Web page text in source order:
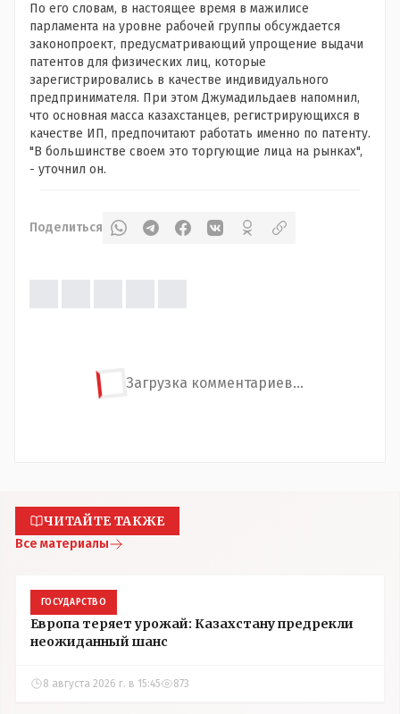
По его словам, в настоящее время в мажилисе
парламента на уровне рабочей группы обсуждается
законопроект, предусматривающий упрощение выдачи
патентов для физических лиц, которые
зарегистрировались в качестве индивидуального
предпринимателя. При этом Джумадильдаев напомнил,
что основная масса казахстанцев, регистрирующихся в
качестве ИП, предпочитают работать именно по патенту.
"В большинстве своем это торгующие лица на рынках",
- уточнил он.
Поделиться
Загрузка комментариев...
ЧИТАЙТЕ ТАКЖЕ
Все материалы
ГОСУДАРСТВО
Европа теряет урожай: Казахстану предрекли
неожиданный шанс
8 августа 2026 г. в 15:45 873